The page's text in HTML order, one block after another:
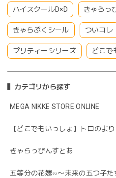
ハイスクールD×D きゃらっ
きゃらぷくシール ついコレ
プリティーシリーズ どこで
カテゴリから探す
MEGA NIKKE STORE ONLINE
【どこでもいっしょ】トロのよ
きゃらっぴんすとあ
五等分の花嫁∽〜未来の五つ子